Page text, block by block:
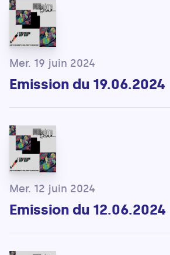
Mer. 19 juin 2024
Emission du 19.06.2024
Mer. 12 juin 2024
Emission du 12.06.2024